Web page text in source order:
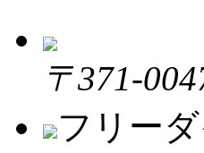
〒371-
フリー